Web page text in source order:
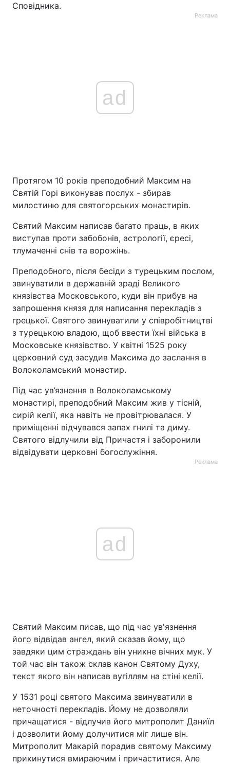
Сповідника.
Реклама
ad
Протягом 10 років преподобний Максим на
Святій Горі виконував послух - збирав
милостиню для святогорських монастирів.
Святий Максим написав багато праць, в яких
виступав проти забобонів, астрології, єресі,
тлумаченні снів та ворожінь.
Преподобного, після бесіди з турецьким послом,
звинуватили в державній зраді Великого
князівства Московського, куди він прибув на
запрошення князя для написання перекладів з
грецької. Святого звинуватили у співробітництві
з турецькою владою, щоб ввести їхні війська в
Московське князівство. У квітні 1525 року
церковний суд засудив Максима до заслання в
Волоколамський монастир.
Під час ув’язнення в Волоколамському
монастирі, преподобний Максим жив у тісній,
сирій келії, яка навіть не провітрювалася. У
приміщенні відчувався запах гнилі та диму.
Святого відлучили від Причастя і заборонили
відвідувати церковні богослужіння.
Реклама
ad
Святий Максим писав, що під час ув'язнення
його відвідав ангел, який сказав йому, що
завдяки цим страждань він уникне вічних мук. У
той час він також склав канон Святому Духу,
текст якого він написав вугіллям на стіні келії.
У 1531 році святого Максима звинуватили в
неточності перекладів. Йому не дозволяли
причащатися - відлучив його митрополит Даниїл
і дозволити йому долучитися міг лише він.
Митрополит Макарій порадив святому Максиму
прикинутися вмираючим і причаститися. Але